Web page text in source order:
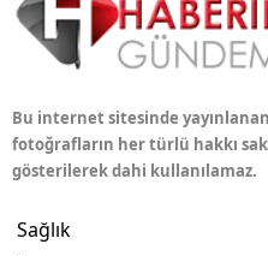
Bu internet sitesinde
fotoğrafların her türlü hakkı
gösterilerek dahi kullanılamaz.
Sağlık